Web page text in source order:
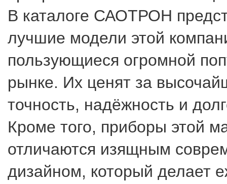
В каталоге САОТРОН
лучшие модели этой
пользующиеся огромной
рынке. Их ценят за
точность, надёжность и
Кроме того, приборы этой
отличаются изящным
дизайном, который делает